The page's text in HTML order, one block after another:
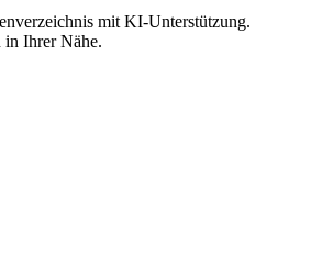
mit KI-Unterstützung.
in Ihrer Nähe.